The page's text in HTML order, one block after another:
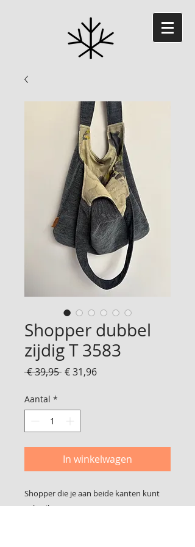
Shopper dubbel
zijdig T 3583
€ 39,95 Normale
€ 31,96Verkoopprijs
Aantal *
In winkelwagen
Shopper die je aan beide kanten kunt
gebruiken